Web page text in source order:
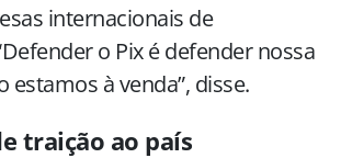
internacionais de
o Pix é defender nossa
estamos à venda”, disse.
traição ao país